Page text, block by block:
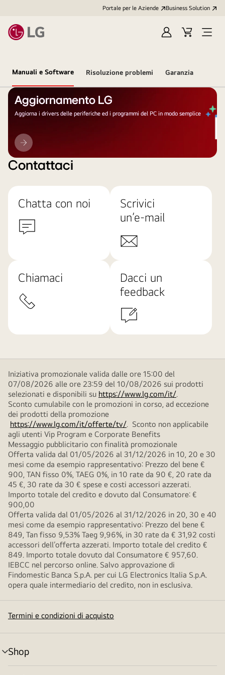
Portale per le Aziende Business Solution
AccediCart
Open
Manuali e Software Risoluzione problemi Garanzia
Aggiornamento LG
Aggiorna i drivers delle periferiche ed i programmi del PC in modo semplice
Aggiornamento
LG
Contattaci
Chatta con noi
Scrivici
un’e-mail
Chiamaci
Dacci un
feedback
Iniziativa promozionale valida dalle ore 15:00 del
07/08/2026 alle ore 23:59 del 10/08/2026 sui prodotti
selezionati e disponibili su https://www.lg.com/it/.
Sconto cumulabile con le promozioni in corso, ad eccezione
dei prodotti della promozione
https://www.lg.com/it/offerte/tv/. Sconto non applicabile
agli utenti Vip Program e Corporate Benefits
Messaggio pubblicitario con finalità promozionale
Offerta valida dal 01/05/2026 al 31/12/2026 in 10, 20 e 30
mesi come da esempio rappresentativo: Prezzo del bene €
900, TAN fisso 0%, TAEG 0%, in 10 rate da 90 €, 20 rate da
45 €, 30 rate da 30 € spese e costi accessori azzerati.
Importo totale del credito e dovuto dal Consumatore: €
900,00
Offerta valida dal 01/05/2026 al 31/12/2026 in 20, 30 e 40
mesi come da esempio rappresentativo: Prezzo del bene €
849, Tan fisso 9,53% Taeg 9,96%, in 30 rate da € 31,92 costi
accessori dell’offerta azzerati. Importo totale del credito €
849. Importo totale dovuto dal Consumatore € 957,60.
IEBCC nel percorso online. Salvo approvazione di
Findomestic Banca S.p.A. per cui LG Electronics Italia S.p.A.
opera quale intermediario del credito, non in esclusiva.
Termini e condizioni di acquisto
Shop
Attivazione
menu